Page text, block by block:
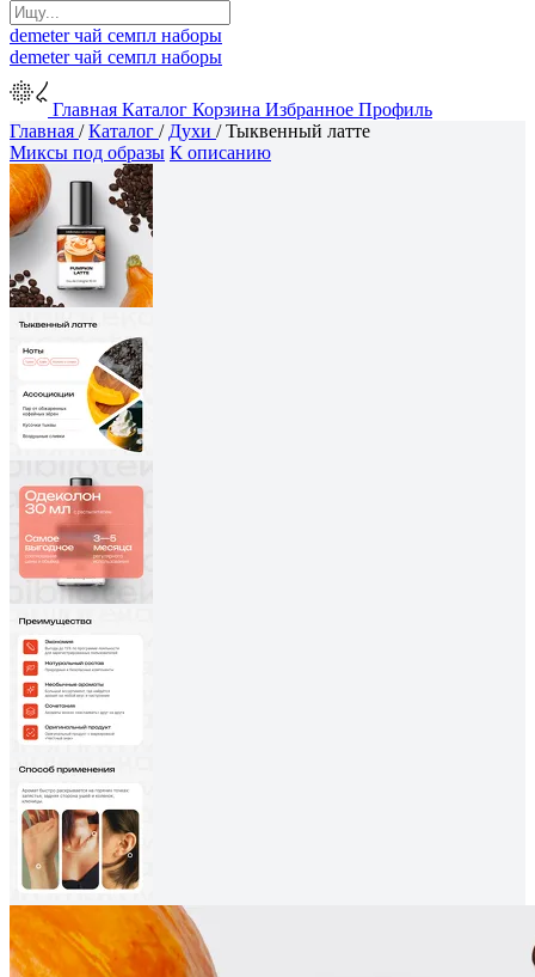
demeterчай семпл наборы
demeterчай семпл наборы
Главная Каталог Корзина Избранное Профиль
Главная /Каталог / Духи /Тыквенный латте
Миксы под образы К описанию